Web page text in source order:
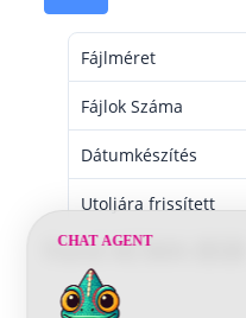
Fájlméret
Fájlok Száma
Dátumkészítés
Utoljára frissített
Ford 4CWA BSB
CHAT AGENT